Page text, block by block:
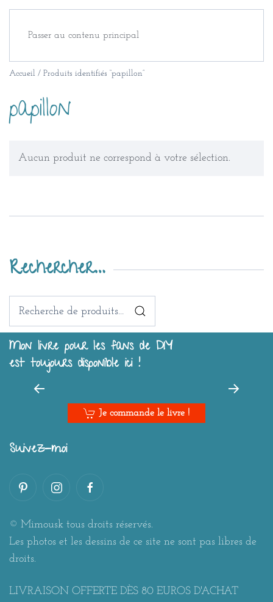
Passer au contenu principal
Accueil / Produits identifiés “papillon”
papillon
Aucun produit ne correspond à votre sélection.
Rechercher…
Recherche
Mon livre pour les fans de DIY
est toujours disponible ici !
Je commande le livre !
Suivez-moi
© Mimousk tous droits réservés.
Les photos et les dessins de ce site ne sont pas libres de
droits.
LIVRAISON OFFERTE DÈS 80 EUROS D'ACHAT